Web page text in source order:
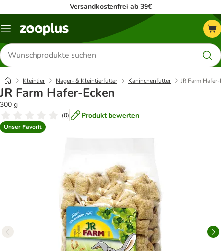
Versandkostenfrei ab 39€
Menü
Produkte
suchen
Kleintier Nager- & Kleintierfutter Kaninchenfutter JR Farm
JR Farm Hafer-Ecken
300 g
(0) Produkt bewerten
Unser Favorit